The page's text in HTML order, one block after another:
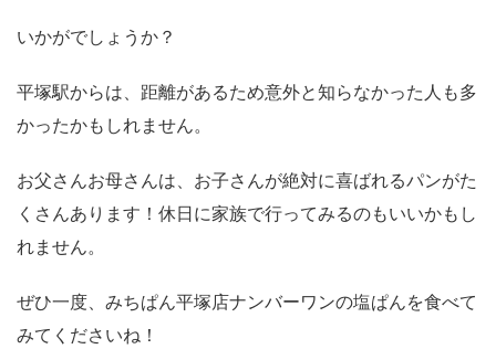
いかがでしょうか？
平塚駅からは、距離があるため意外と知らなかった人も多
かったかもしれません。
お父さんお母さんは、お子さんが絶対に喜ばれるパンがた
くさんあります！休日に家族で行ってみるのもいいかもし
れません。
ぜひ一度、みちぱん平塚店ナンバーワンの塩ぱんを食べて
みてくださいね！